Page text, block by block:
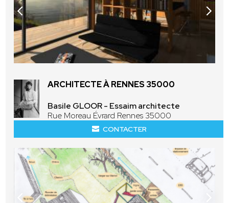
ARCHITECTE À RENNES 35000
Basile GLOOR - Essaim architecte
Rue Moreau Évrard Rennes 35000
CONTACTER